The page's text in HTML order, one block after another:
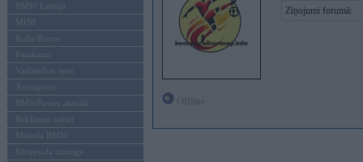
BMW Latvijā
MINI
Rolls-Royce
Pasākumi
Vadāmības tests
Autosports
BMWPower aktuāli
Reklāmas raksti
Mēneša BMW
Sērijveida tūnings
Ziņojumi forumā: